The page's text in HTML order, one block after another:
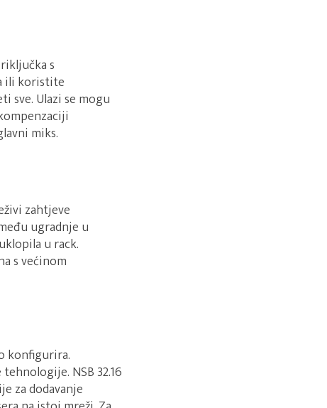
s
ili koristite
sve. Ulazi se mogu
miks.
zahtjeve
ugradnje u
u rack.
s većinom
konfigurira.
NSB 32.16
za dodavanje